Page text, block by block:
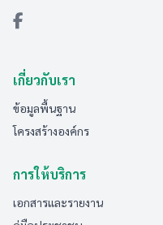
เกี่ยวกับเรา
ข้อมูลพื้นฐาน
โครงสร้างองค์กร
การให้บริการ
เอกสารและรายงาน